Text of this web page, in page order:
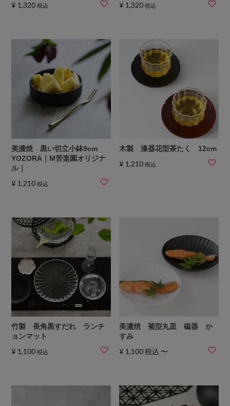
¥ 1,320 税込 ¥ 1,320 税込
美濃焼 黒い切立小鉢9cm
YOZORA｜M苦楽園オリジナ
ル｜
¥ 1,210 税込
木製 漆器花型茶たく 12cm
¥ 1,210 税込
竹製 長角黒すだれ ランチ
ョンマット
¥ 1,100 税込
美濃焼 菊型丸皿 磁器 か
すみ
¥ 1,100税込 〜